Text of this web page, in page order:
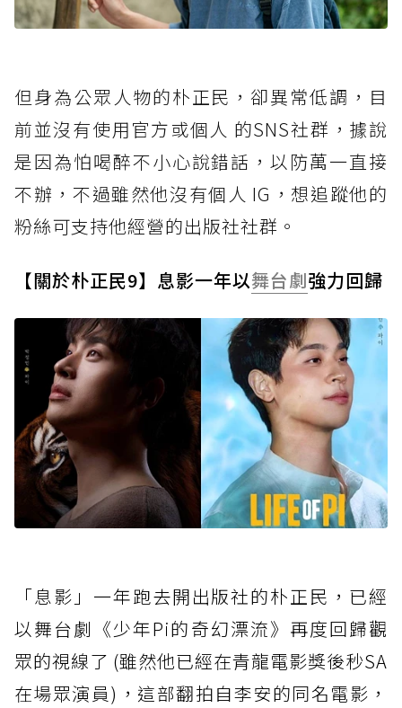
但身為公眾人物的朴正民，卻異常低調，目
前並沒有使用官方或個人 的SNS社群，據說
是因為怕喝醉不小心說錯話，以防萬一直接
不辦，不過雖然他沒有個人 IG，想追蹤他的
粉絲可支持他經營的出版社社群。
【關於朴正民9】息影一年以舞台劇強力回歸
「息影」一年跑去開出版社的朴正民，已經
以舞台劇《少年Pi的奇幻漂流》再度回歸觀
眾的視線了 (雖然他已經在青龍電影獎後秒SA
在場眾演員)，這部翻拍自李安的同名電影，